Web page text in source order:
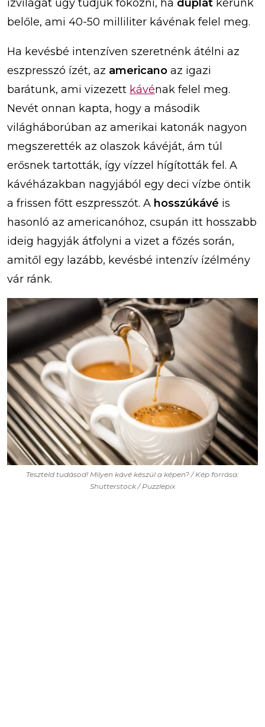
ízvilágát úgy tudjuk fokozni, ha duplát kérünk
belőle, ami 40-50 milliliter kávénak felel meg.
Ha kevésbé intenzíven szeretnénk átélni az
eszpresszó ízét, az americano az igazi
barátunk, ami vizezett kávénak felel meg.
Nevét onnan kapta, hogy a második
világháborúban az amerikai katonák nagyon
megszerették az olaszok kávéját, ám túl
erősnek tartották, így vízzel hígították fel. A
kávéházakban nagyjából egy deci vízbe öntik
a frissen főtt eszpresszót. A hosszúkávé is
hasonló az americanóhoz, csupán itt hosszabb
ideig hagyják átfolyni a vizet a főzés során,
amitől egy lazább, kevésbé intenzív ízélmény
vár ránk.
Teszteld tudásod! Milyen kávé készül a képen? / Kép forrása:
Shutterstock / Puzzlepix